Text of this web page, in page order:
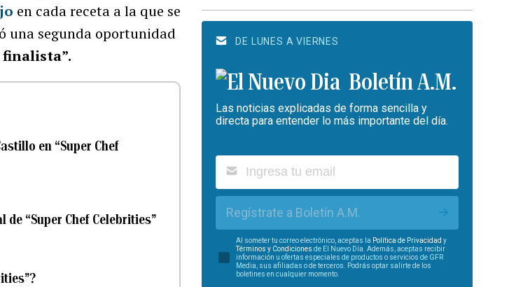
en cada receta a la que se
una segunda oportunidad
finalista”.
en “Super Chef
“Super Chef Celebrities”
DE LUNES A VIERNES
Boletín A.M.
Las noticias explicadas de forma sencilla y
directa para entender lo más importante del día.
Regístrate a Boletín A.M.
Al someter tu correo electrónico, aceptas la Política de Privacidad y
Términos y Condiciones de El Nuevo Día. Además, aceptas recibir
información u ofertas especiales de productos o servicios de GFR
Media, sus afiliadas o de terceros. Podrás optar salirte de los
boletines en cualquier momento.